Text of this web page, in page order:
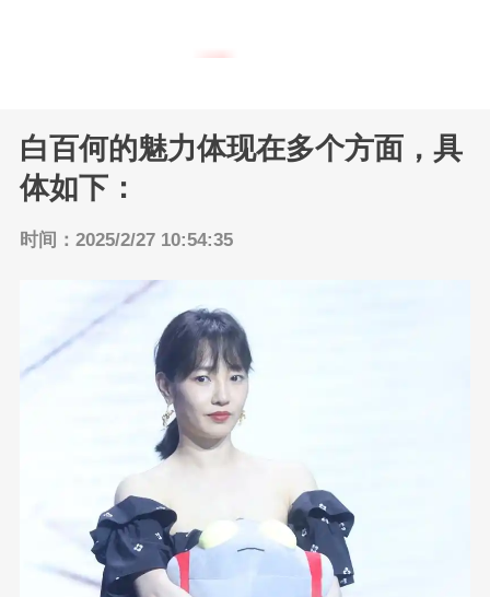
白百何的魅力体现在多个方面，具
体如下：
时间：2025/2/27 10:54:35